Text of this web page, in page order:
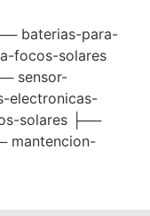
baterias-para-
focos-solares
sensor-
electronicas-
solares ├──
mantencion-